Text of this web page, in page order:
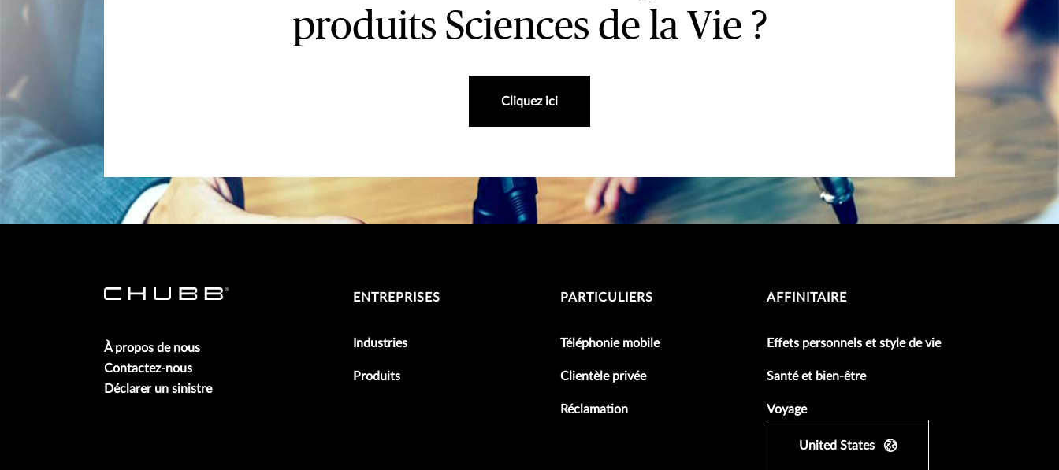
produits Sciences de la Vie ?
Cliquez ici
À propos de nous
Contactez-nous
Déclarer un sinistre
ENTREPRISES
Industries
Produits
PARTICULIERS
Téléphonie mobile
Clientèle privée
Réclamation
AFFINITAIRE
Effets personnels et style de vie
Santé et bien-être
Voyage
United States